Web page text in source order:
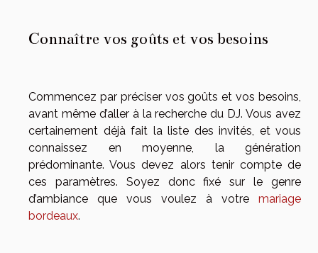
Connaître vos goûts et vos besoins
Commencez par préciser vos goûts et vos besoins,
avant même d’aller à la recherche du DJ. Vous avez
certainement déjà fait la liste des invités, et vous
connaissez en moyenne, la génération
prédominante. Vous devez alors tenir compte de
ces paramètres. Soyez donc fixé sur le genre
d’ambiance que vous voulez à votre mariage
bordeaux.